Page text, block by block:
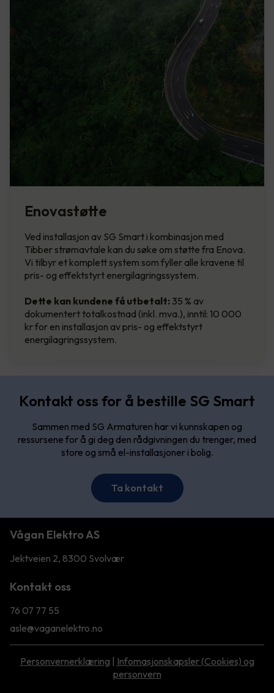
Enovastøtte
Ved installasjon av SG Smart i kombinasjon med
Tibber strømavtale kan du søke om støtte fra Enova.
Vi tilbyr et komplett system som fyller alle kravene til
pris- og effektstyrt energilagringssystem.
Dette kan kundene få utbetalt: 35 % av
dokumentert totalkostnad (inkl. mva.), inntil: 10 000
kr for en installasjon av pris- og effektstyrt
energilagringssystem.
Kontakt oss for å bestille SG Smart
Sammen med SG Armaturen har vi kunnskapen og
ressursene for å gi deg den rådgivningen du trenger, med
store og små el-installasjoner i bolig.
Ta kontakt
Vågan Elektro AS
Jektveien 2, 8300 Svolvær
Kontakt oss
76 07 77 55
asle@vaganelektro.no
Personvernerklæring | Infomasjonskapsler (Cookies) og
personvern